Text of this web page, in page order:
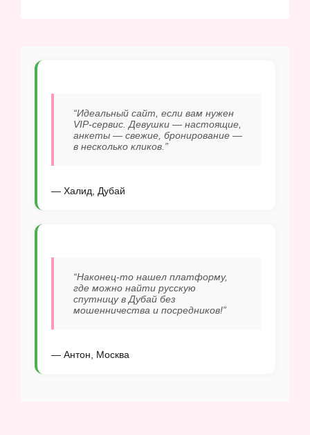
“Идеальный сайт, если вам нужен
VIP-сервис. Девушки — настоящие,
анкеты — свежие, бронирование —
в несколько кликов.”
— Халид, Дубай
“Наконец-то нашел платформу,
где можно найти русскую
спутницу в Дубай без
мошенничества и посредников!”
— Антон, Москва